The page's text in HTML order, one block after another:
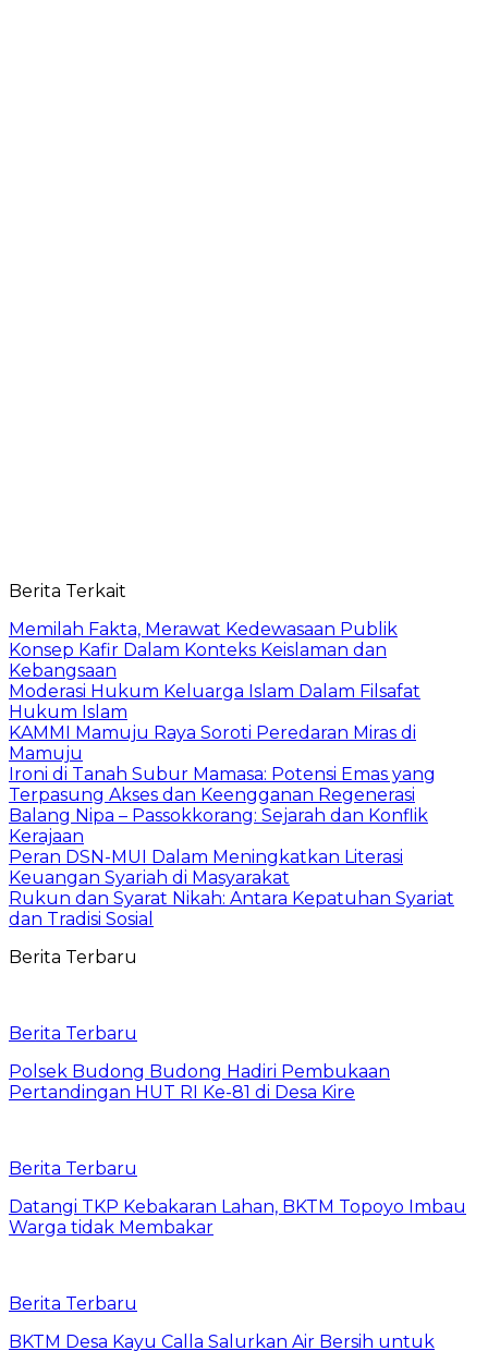
Berita Terkait
Memilah Fakta, Merawat Kedewasaan Publik
Konsep Kafir Dalam Konteks Keislaman dan
Kebangsaan
Moderasi Hukum Keluarga Islam Dalam Filsafat
Hukum Islam
KAMMI Mamuju Raya Soroti Peredaran Miras di
Mamuju
Ironi di Tanah Subur Mamasa: Potensi Emas yang
Terpasung Akses dan Keengganan Regenerasi
Balang Nipa – Passokkorang: Sejarah dan Konflik
Kerajaan
Peran DSN-MUI Dalam Meningkatkan Literasi
Keuangan Syariah di Masyarakat
Rukun dan Syarat Nikah: Antara Kepatuhan Syariat
dan Tradisi Sosial
Berita Terbaru
Berita Terbaru
Polsek Budong Budong Hadiri Pembukaan
Pertandingan HUT RI Ke-81 di Desa Kire
Berita Terbaru
Datangi TKP Kebakaran Lahan, BKTM Topoyo Imbau
Warga tidak Membakar
Berita Terbaru
BKTM Desa Kayu Calla Salurkan Air Bersih untuk